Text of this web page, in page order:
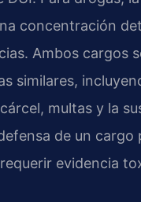
concentración
Ambos cargos
similares,
multas y la
de un cargo
evidencia